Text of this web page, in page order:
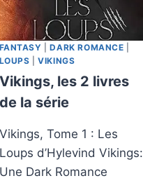
FANTASY |DARK ROMANCE
LOUPS |VIKINGS
Vikings, les 2 livres
de la série
Vikings, Tome 1 : Les
Loups d’Hylevind Vikings:
Une Dark Romance